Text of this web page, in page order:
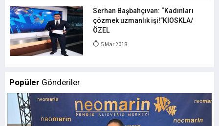
Serhan Başbahçıvan: “Kadınları
çözmek uzmanlık işi!”KİOSKLA/
ÖZEL
5 Mar 2018
Popüler Gönderiler